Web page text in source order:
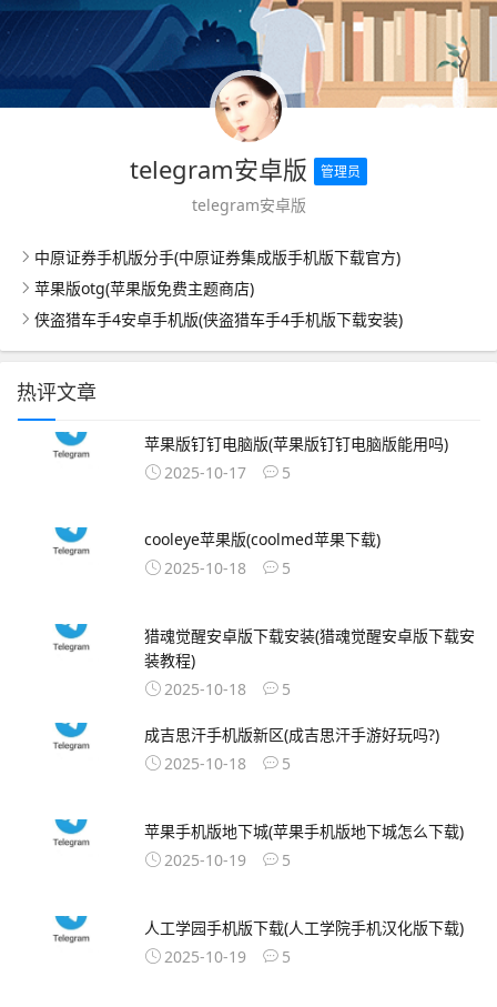
telegram安卓版 管理员
telegram安卓版
中原证券手机版分手(中原证券集成版手机版下载官方)
苹果版otg(苹果版免费主题商店)
侠盗猎车手4安卓手机版(侠盗猎车手4手机版下载安装)
热评文章
苹果版钉钉电脑版(苹果版钉钉电脑版能用吗)
2025-10-17
5
cooleye苹果版(coolmed苹果下载)
2025-10-18
5
猎魂觉醒安卓版下载安装(猎魂觉醒安卓版下载安
装教程)
2025-10-18
5
成吉思汗手机版新区(成吉思汗手游好玩吗?)
2025-10-18
5
苹果手机版地下城(苹果手机版地下城怎么下载)
2025-10-19
5
人工学园手机版下载(人工学院手机汉化版下载)
2025-10-19
5